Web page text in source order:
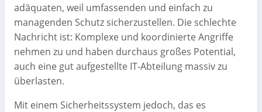
adäquaten, weil umfassenden und einfach zu
managenden Schutz sicherzustellen. Die schlechte
Nachricht ist: Komplexe und koordinierte Angriffe
nehmen zu und haben durchaus großes Potential,
auch eine gut aufgestellte IT-Abteilung massiv zu
überlasten.
Mit einem Sicherheitssystem jedoch, das es